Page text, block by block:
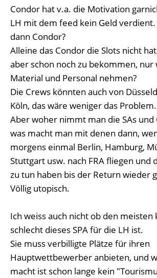
Condor hat v.a. die Motivation
LH mit dem feed kein Geld verdient.
dann Condor?
Alleine das Condor die Slots nicht
aber schon noch zu bekommen, nur
Material und Personal nehmen?
Die Crews könnten auch von
Köln, das wäre weniger das Problem.
Aber woher nimmt man die SAs und
was macht man mit denen dann,
morgens einmal Berlin, Hamburg,
Stuttgart usw. nach FRA fliegen und
zu tun haben bis der Return wieder
Völlig utopisch.
Ich weiss auch nicht ob den meisten
schlecht dieses SPA für die LH ist.
Sie muss verbilligte Plätze für ihren
Hauptwettbewerber anbieten, und
macht ist schon lange kein